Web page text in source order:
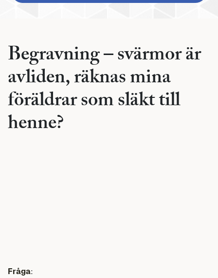
Begravning – svärmor är
avliden, räknas mina
föräldrar som släkt till
henne?
Fråga: